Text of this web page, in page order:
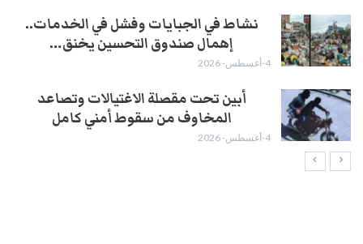
نشاط في الجبايات وفشل في الخدمات..
إهمال صندوق التحسين يخنق…
4-أغسطس- 2026
أبين تحت مقصلة الاغتيالات وتصاعد
المخاوف من سقوط أمني كامل
4-أغسطس- 2026